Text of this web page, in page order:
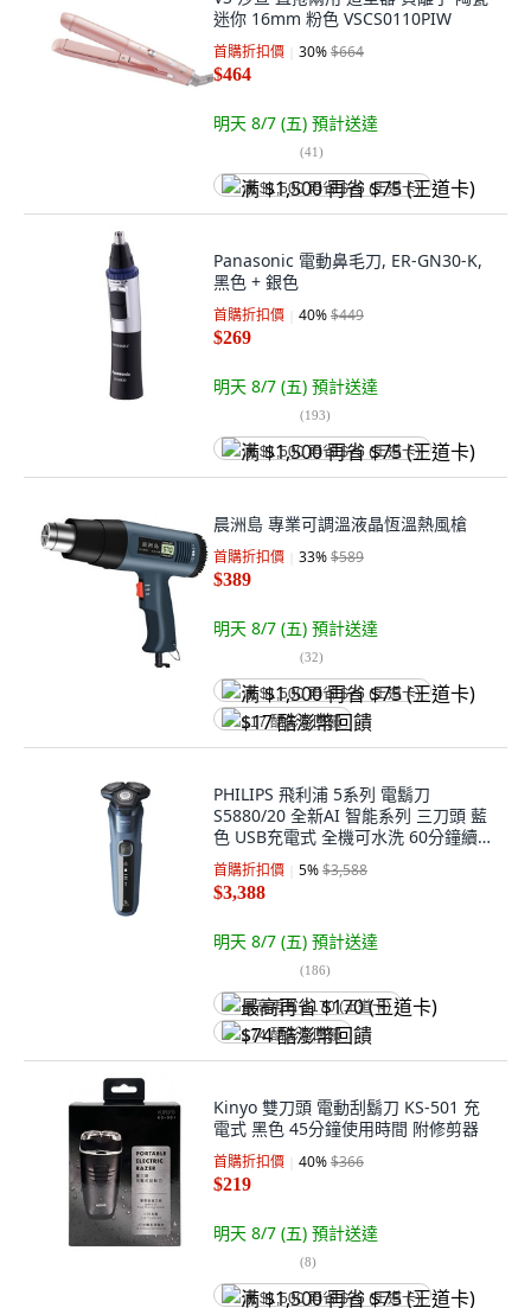
迷你 16mm 粉色 VSCS0110PIW
首購折扣價 30%$664
$464
明天 8/7 (五) 預計送達
(41)
满 $1,500 再省 $75 (王道卡)
Panasonic 電動鼻毛刀, ER-GN30-K,
黑色 + 銀色
首購折扣價 40%$449
$269
明天 8/7 (五) 預計送達
(193)
满 $1,500 再省 $75 (王道卡)
晨洲島 專業可調溫液晶恆溫熱風槍
首購折扣價 33%$589
$389
明天 8/7 (五) 預計送達
(32)
满 $1,500 再省 $75 (王道卡)
$17 酷澎幣回饋
PHILIPS 飛利浦 5系列 電鬍刀
S5880/20 全新AI 智能系列 三刀頭 藍
色 USB充電式 全機可水洗 60分鐘續航
Wet & Dry 彈出式鬢角刀 1小時快充
首購折扣價 5%$3,588
$3,388
明天 8/7 (五) 預計送達
(186)
最高再省 $170 (王道卡)
$74 酷澎幣回饋
Kinyo 雙刀頭 電動刮鬍刀 KS-501 充
電式 黑色 45分鐘使用時間 附修剪器
首購折扣價 40%$366
$219
明天 8/7 (五) 預計送達
(8)
满 $1,500 再省 $75 (王道卡)